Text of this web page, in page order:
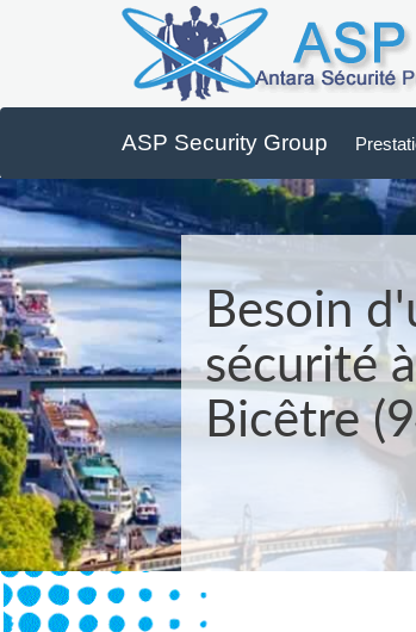
ASP Security Group
Besoin
sécurité
Bicêtre